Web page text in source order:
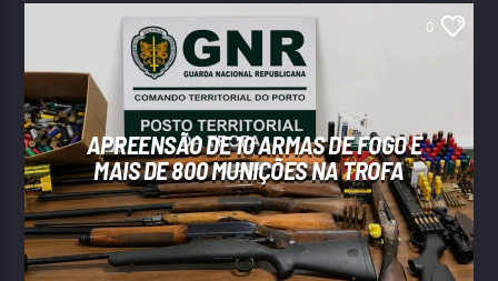
0
APREENSÃO DE 10 ARMAS DE FOGO E
MAIS DE 800 MUNIÇÕES NA TROFA